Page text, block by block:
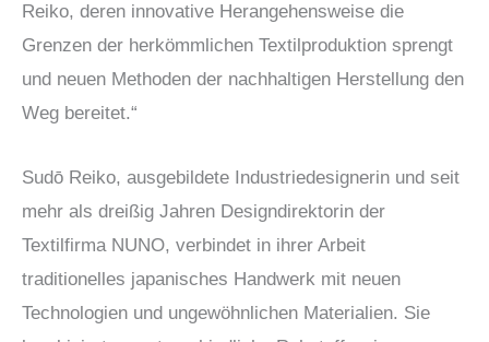
Reiko, deren innovative Herangehensweise die
Grenzen der herkömmlichen Textilproduktion sprengt
und neuen Methoden der nachhaltigen Herstellung den
Weg bereitet.“
Sudō Reiko, ausgebildete Industriedesignerin und seit
mehr als dreißig Jahren Designdirektorin der
Textilfirma NUNO, verbindet in ihrer Arbeit
traditionelles japanisches Handwerk mit neuen
Technologien und ungewöhnlichen Materialien. Sie